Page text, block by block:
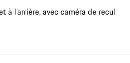
à l’arrière, avec caméra de recul